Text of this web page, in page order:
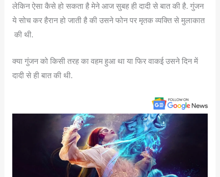
लेकिन ऐसा कैसे हो सकता है मेने आज सुबह ही दादी से बात की है. गुंजन
ये सोच कर हैरान हो जाती है की उसने फोन पर मृतक व्यक्ति से मुलाकात
की थी.
क्या गुंजन को किसी तरह का वहम हुआ था या फिर वाकई उसने दिन में
दादी से ही बात की थी.